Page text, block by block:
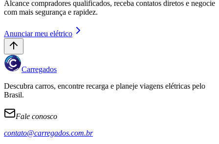
Alcance compradores qualificados, receba contatos diretos e negocie
com mais segurança e rapidez.
Anunciar meu elétrico
Carregados
Descubra carros, encontre recarga e planeje viagens elétricas pelo
Brasil.
Fale conosco
contato@carregados.com.br